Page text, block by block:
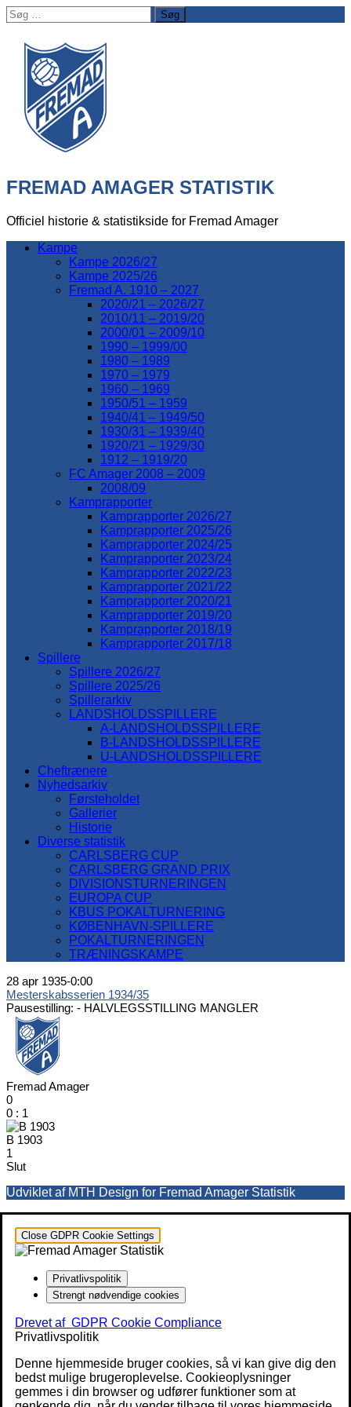
Søg
efter:
FREMAD AMAGER STATISTIK
Officiel historie & statistikside for Fremad Amager
Kampe
Kampe 2026/27
Kampe 2025/26
Fremad A. 1910 – 2027
2020/21 – 2026/27
2010/11 – 2019/20
2000/01 – 2009/10
1990 – 1999/00
1980 – 1989
1970 – 1979
1960 – 1969
1950/51 – 1959
1940/41 – 1949/50
1930/31 – 1939/40
1920/21 – 1929/30
1912 – 1919/20
FC Amager 2008 – 2009
2008/09
Kamprapporter
Kamprapporter 2026/27
Kamprapporter 2025/26
Kamprapporter 2024/25
Kamprapporter 2023/24
Kamprapporter 2022/23
Kamprapporter 2021/22
Kamprapporter 2020/21
Kamprapporter 2019/20
Kamprapporter 2018/19
Kamprapporter 2017/18
Spillere
Spillere 2026/27
Spillere 2025/26
Spillerarkiv
LANDSHOLDSSPILLERE
A-LANDSHOLDSSPILLERE
B-LANDSHOLDSSPILLERE
U-LANDSHOLDSSPILLERE
Cheftrænere
Nyhedsarkiv
Førsteholdet
Gallerier
Historie
Diverse statistik
CARLSBERG CUP
CARLSBERG GRAND PRIX
DIVISIONSTURNERINGEN
EUROPA CUP
KBUS POKALTURNERING
KØBENHAVN-SPILLERE
POKALTURNERINGEN
TRÆNINGSKAMPE
28 apr 1935-0:00
Mesterskabsserien 1934/35
Pausestilling: - HALVLEGSSTILLING MANGLER
Fremad Amager
0
0 : 1
B 1903
1
Slut
Udviklet af MTH Design for Fremad Amager Statistik
Close GDPR Cookie Settings
Privatlivspolitik
Strengt nødvendige cookies
Drevet af GDPR Cookie Compliance
Privatlivspolitik
Denne hjemmeside bruger cookies, så vi kan give dig den
bedst mulige brugeroplevelse. Cookieoplysninger
gemmes i din browser og udfører funktioner som at